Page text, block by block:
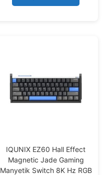
IQUNIX EZ60 Hall Effect
Magnetic Jade Gaming
Manyetik Switch 8K Hz RGB